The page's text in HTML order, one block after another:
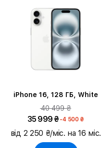
iPhone 16, 128 ГБ, White
40 499 ₴
35 999 ₴ -4 500 ₴
від 2 250 ₴/міс. на 16 міс.